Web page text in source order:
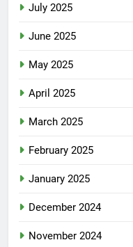
July 2025
June 2025
May 2025
April 2025
March 2025
February 2025
January 2025
December 2024
November 2024